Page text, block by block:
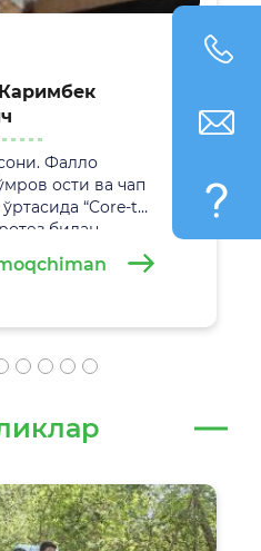
Фалло
ости ва чап
“Core-tax
билан
Жаррохлик
йилда